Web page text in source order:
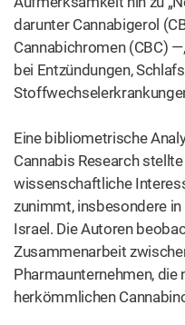
darunter Cannabigerol
Cannabichromen (CBC)
bei Entzündungen,
Eine bibliometrische
Cannabis Research
wissenschaftliche
zunimmt, insbesondere
Israel. Die Autoren
Zusammenarbeit
Pharmaunternehmen, die
herkömmlichen